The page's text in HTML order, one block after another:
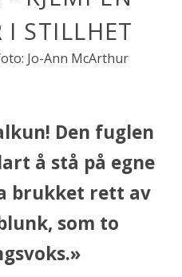
I STILLHET
Jo-Ann McArthur
Den fuglen
å stå på egne
brukket rett av
som to